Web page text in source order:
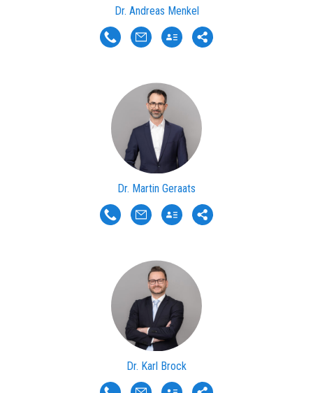
Dr. Andreas Menkel
Dr. Martin Geraats
Dr. Karl Brock